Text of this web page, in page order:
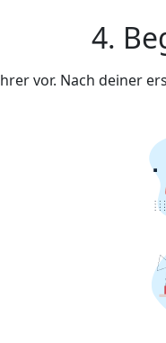
4.
vor. Nach deiner